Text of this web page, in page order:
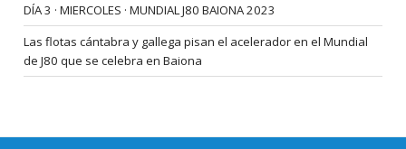
DÍA 3 · MIERCOLES · MUNDIAL J80 BAIONA 2023
Las flotas cántabra y gallega pisan el acelerador en el Mundial
de J80 que se celebra en Baiona